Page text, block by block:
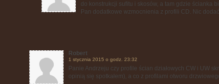
do konstrukcji sufitu i skosów, a tam gdzie ścianka
Pan dodatkowe wzmocnienia z profili CD. Nic
Robert
1 stycznia 2015 o godz. 23:32
Panie Andrzeju czy profile ścian działowych CW i UW
opinią się spotkałem), a co z profilami otworu